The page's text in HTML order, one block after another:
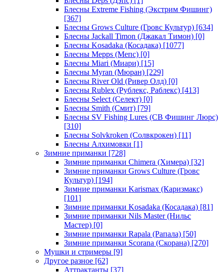
Блесны Extreme Fishing (Экстрим Фишинг)
[367]
Блесны Grows Culture (Гровс Культур) [634]
Блесны Jackall Timon (Джакал Тимон) [0]
Блесны Kosadaka (Косадака) [1077]
Блесны Mepps (Мепс) [0]
Блесны Miari (Миари) [15]
Блесны Myran (Мюран) [229]
Блесны River Old (Ривер Олд) [0]
Блесны Rublex (Рублекс, Раблекс) [413]
Блесны Select (Селект) [0]
Блесны Smith (Смит) [79]
Блесны SV Fishing Lures (СВ Фишинг Люрс)
[310]
Блесны Solvkroken (Солвкрокен) [11]
Блесны Алхимовки [1]
Зимние приманки [728]
Зимние приманки Chimera (Химера) [32]
Зимние приманки Grows Culture (Гровс
Культур) [194]
Зимние приманки Karismax (Каризмакс)
[101]
Зимние приманки Kosadaka (Косадака) [81]
Зимние приманки Nils Master (Нильс
Мастер) [0]
Зимние приманки Rapala (Рапала) [50]
Зимние приманки Scorana (Скорана) [270]
Мушки и стримеры [9]
Другое разное [62]
Аттрактанты [37]